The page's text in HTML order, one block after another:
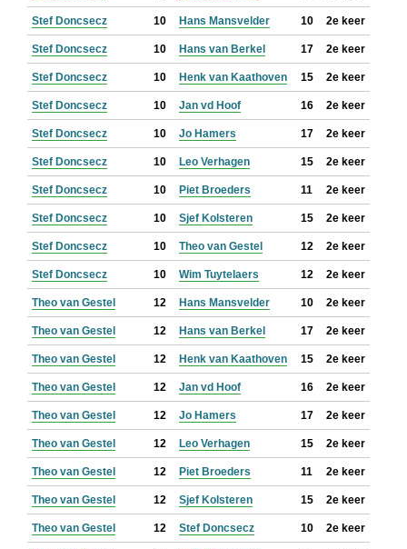
Stef Doncsecz 10 Hans Mansvelder 10 2e keer
Stef Doncsecz 10 Hans van Berkel 17 2e keer
Stef Doncsecz 10 Henk van Kaathoven 15 2e keer
Stef Doncsecz 10 Jan vd Hoof 16 2e keer
Stef Doncsecz 10 Jo Hamers 17 2e keer
Stef Doncsecz 10 Leo Verhagen 15 2e keer
Stef Doncsecz 10 Piet Broeders 11 2e keer
Stef Doncsecz 10 Sjef Kolsteren 15 2e keer
Stef Doncsecz 10 Theo van Gestel 12 2e keer
Stef Doncsecz 10 Wim Tuytelaers 12 2e keer
Theo van Gestel 12 Hans Mansvelder 10 2e keer
Theo van Gestel 12 Hans van Berkel 17 2e keer
Theo van Gestel 12 Henk van Kaathoven 15 2e keer
Theo van Gestel 12 Jan vd Hoof 16 2e keer
Theo van Gestel 12 Jo Hamers 17 2e keer
Theo van Gestel 12 Leo Verhagen 15 2e keer
Theo van Gestel 12 Piet Broeders 11 2e keer
Theo van Gestel 12 Sjef Kolsteren 15 2e keer
Theo van Gestel 12 Stef Doncsecz 10 2e keer